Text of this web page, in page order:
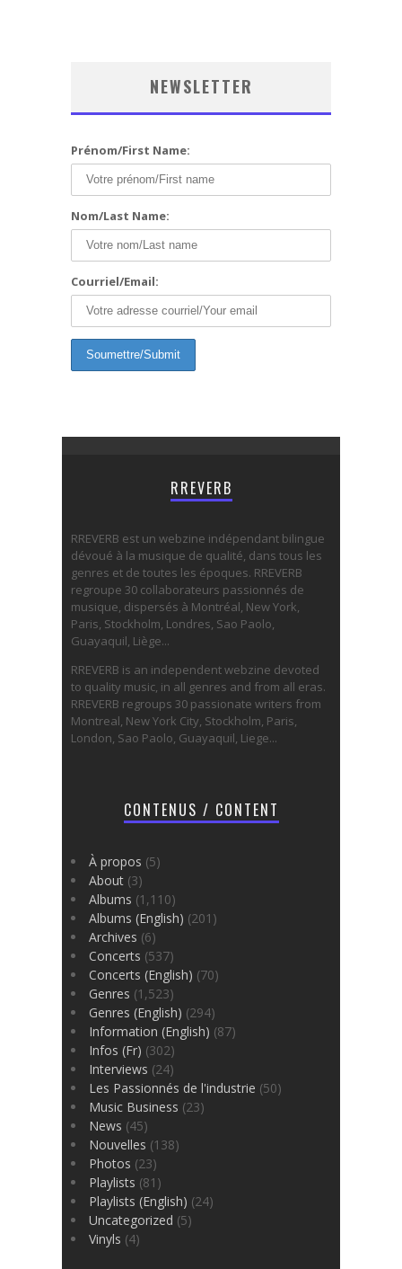
NEWSLETTER
Prénom/First Name:
Nom/Last Name:
Courriel/Email:
RREVERB
RREVERB est un webzine indépendant bilingue
dévoué à la musique de qualité, dans tous les
genres et de toutes les époques. RREVERB
regroupe 30 collaborateurs passionnés de
musique, dispersés à Montréal, New York,
Paris, Stockholm, Londres, Sao Paolo,
Guayaquil, Liège...
RREVERB is an independent webzine devoted
to quality music, in all genres and from all eras.
RREVERB regroups 30 passionate writers from
Montreal, New York City, Stockholm, Paris,
London, Sao Paolo, Guayaquil, Liege...
CONTENUS / CONTENT
À propos (5)
About (3)
Albums (1,110)
Albums (English) (201)
Archives (6)
Concerts (537)
Concerts (English) (70)
Genres (1,523)
Genres (English) (294)
Information (English) (87)
Infos (Fr) (302)
Interviews (24)
Les Passionnés de l'industrie (50)
Music Business (23)
News (45)
Nouvelles (138)
Photos (23)
Playlists (81)
Playlists (English) (24)
Uncategorized (5)
Vinyls (4)